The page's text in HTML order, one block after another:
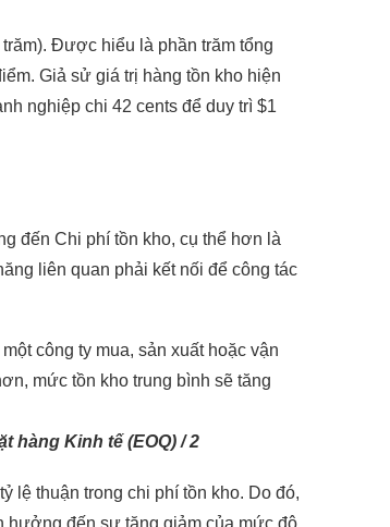
Được hiểu là phần trăm tổng
Giả sử giá trị hàng tồn kho hiện
nghiệp chi 42 cents để duy trì $1
đến Chi phí tồn kho, cụ thể hơn là
liên quan phải kết nối để công tác
công ty mua, sản xuất hoặc vận
mức tồn kho trung bình sẽ tăng
Kinh tế (EOQ) / 2
lệ thuận trong chi phí tồn kho. Do đó,
hưởng đến sự tăng giảm của mức độ